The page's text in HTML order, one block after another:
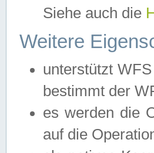
Siehe auch die
Weitere
unterstützt
bestimmt der
es werden die
auf die